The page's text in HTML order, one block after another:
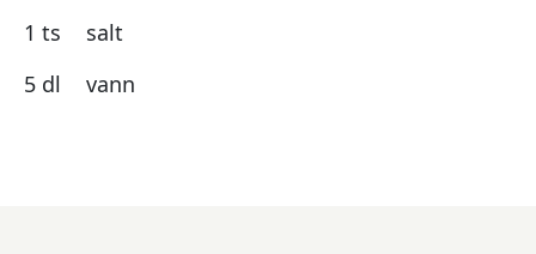
1 ts
salt
5 dl
vann